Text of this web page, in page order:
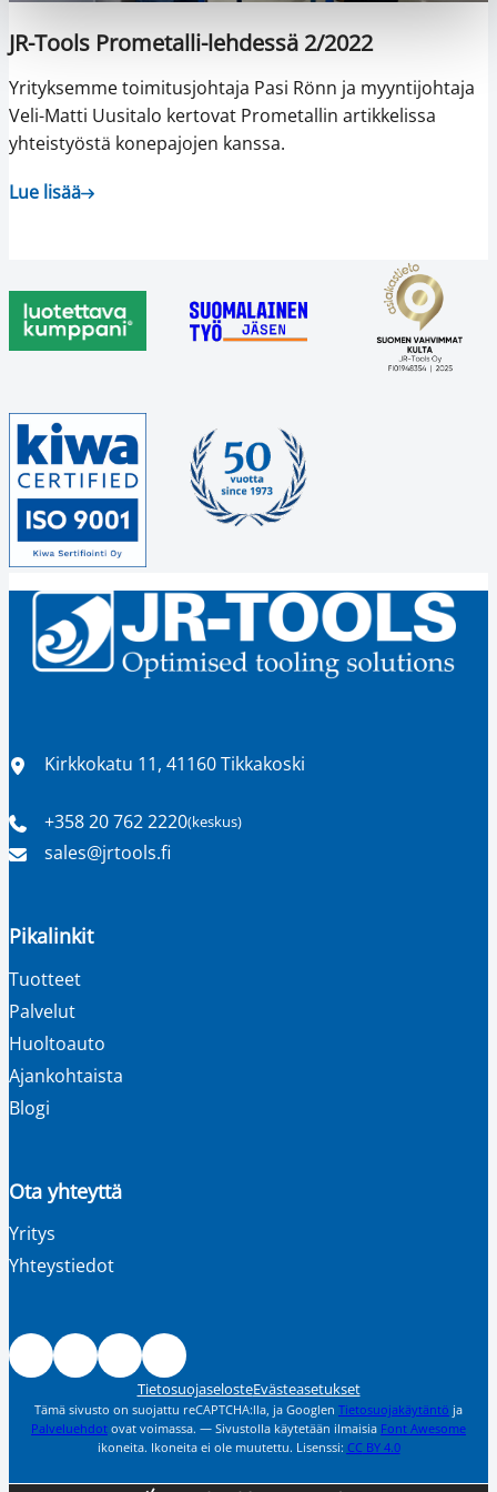
JR-Tools Prometalli-lehdessä 2/2022
Yrityksemme toimitusjohtaja Pasi Rönn ja myyntijohtaja
Veli-Matti Uusitalo kertovat Prometallin artikkelissa
yhteistyöstä konepajojen kanssa.
Lue lisää
Sijainti
Kirkkokatu 11, 41160 Tikkakoski
Puhelinnumero
+358 20 762 2220(keskus)
Sähköpostiosoite
sales​@jrtools.fi
Pikalinkit
Tuotteet
Palvelut
Huoltoauto
Ajankohtaista
Blogi
Ota yhteyttä
Yritys
Yhteystiedot
FacebookInstagramLinkedInYoutube
TietosuojaselosteEvästeasetukset
Tämä sivusto on suojattu reCAPTCHA:lla, ja Googlen Tietosuojakäytäntö ja
Palveluehdot ovat voimassa. — Sivustolla käytetään ilmaisia Font Awesome
ikoneita. Ikoneita ei ole muutettu. Lisenssi: CCBY 4.0